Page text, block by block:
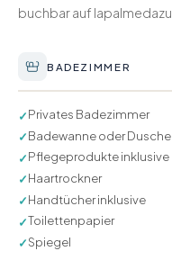
buchbar auf
BADEZIMMER
✓Privates Badezimmer
✓Badewanne oder Dusche
✓Pflegeprodukte inklusive
✓Haartrockner
✓Handtücher inklusive
✓Toilettenpapier
✓Spiegel